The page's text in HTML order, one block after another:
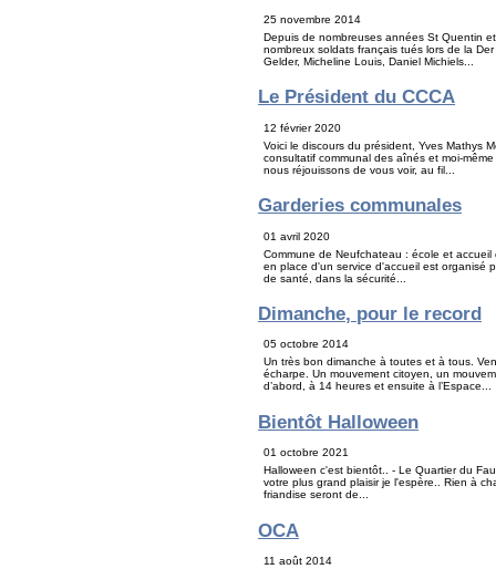
25 novembre 2014
Depuis de nombreuses années St Quentin
nombreux soldats français tués lors de la
Gelder, Micheline Louis, Daniel Michiels...
Le Président du CCCA
12 février 2020
Voici le discours du président, Yves Mathys
consultatif communal des aînés et moi-
nous réjouissons de vous voir, au fil...
Garderies communales
01 avril 2020
Commune de Neufchateau : école et
en place d'un service d'accueil est organisé
de santé, dans la sécurité...
Dimanche, pour le record
05 octobre 2014
Un très bon dimanche à toutes et à tous.
écharpe. Un mouvement citoyen, un
d’abord, à 14 heures et ensuite à l’Espace...
Bientôt Halloween
01 octobre 2021
Halloween c'est bientôt.. - Le Quartier du
votre plus grand plaisir je l'espère.. Rien à
friandise seront de...
OCA
11 août 2014